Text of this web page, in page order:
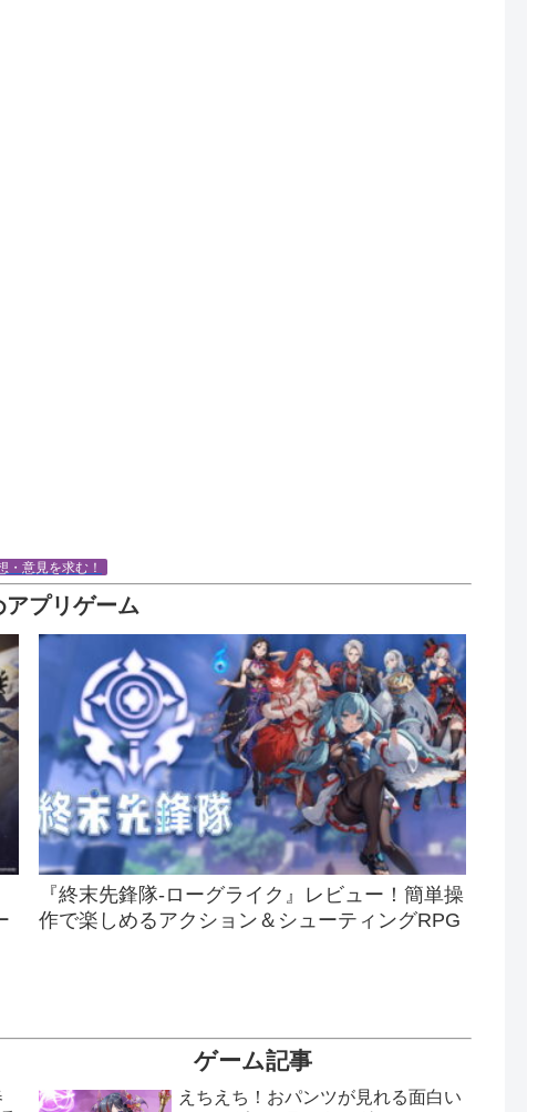
・意見を求む！
アプリゲーム
『終末先鋒隊-ローグライク』レビュー！簡単操
作で楽しめるアクション＆シューティングRPG
ゲーム記事
えちえち！おパンツが見れる面白い